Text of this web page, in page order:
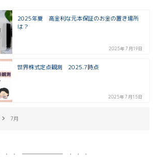
2025年夏 高金利な元本保証のお金の置き場所
は？
2025年7月19日
世界株式定点観測 2025.7時点
2025年7月15日
7月